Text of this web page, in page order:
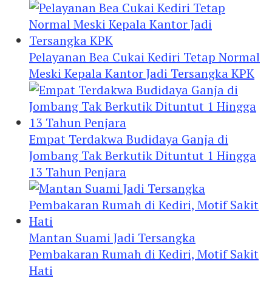
Pelayanan Bea Cukai Kediri Tetap Normal
Meski Kepala Kantor Jadi Tersangka KPK
Empat Terdakwa Budidaya Ganja di
Jombang Tak Berkutik Dituntut 1 Hingga
13 Tahun Penjara
Mantan Suami Jadi Tersangka
Pembakaran Rumah di Kediri, Motif Sakit
Hati